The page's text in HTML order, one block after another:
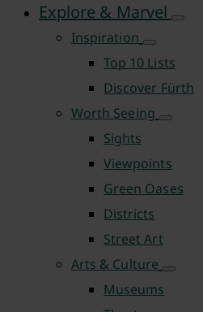
Explore & Marvel
Inspiration
Top 10 Lists
Discover Fürth
Worth Seeing
Sights
Viewpoints
Green Oases
Districts
Street Art
Arts & Culture
Museums